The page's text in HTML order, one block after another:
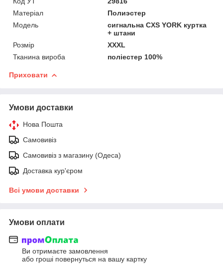
Матеріал
Полиэстер
Мoдель
сигнальна CXS YORK куртка
+ штани
Розмір
XXXL
Тканина вироба
поліестер 100%
Приховати
Умови доставки
Нова Пошта
Самовивіз
Самовивіз з магазину (Одеса)
Доставка кур'єром
Всі умови доставки
Умови оплати
Ви отримаєте замовлення
або гроші повернуться на вашу картку